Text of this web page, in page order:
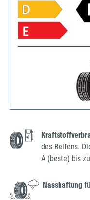
des Reifens.
A (beste) bis
Nasshaftung